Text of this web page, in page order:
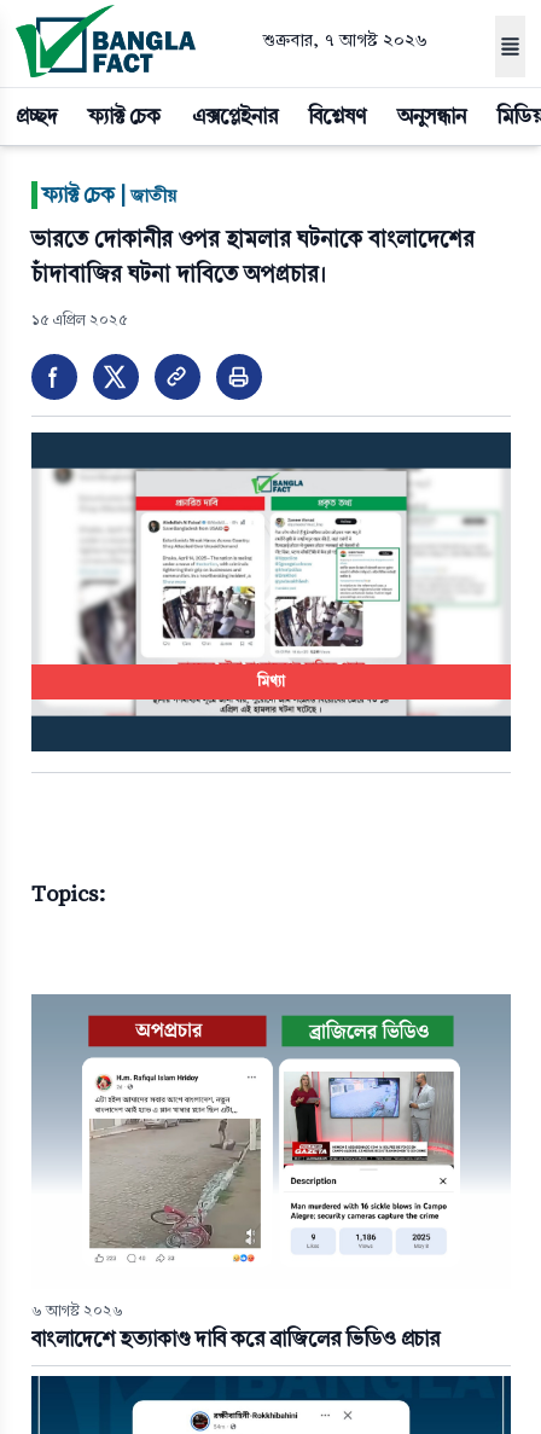
শুক্রবার, ৭ আগস্ট ২০২৬
প্রচ্ছদ ফ্যাক্ট চেক এক্সপ্লেইনার বিশ্লেষণ অনুসন্ধান
ফ্যাক্ট চেক |জাতীয়
ভারতে দোকানীর ওপর হামলার ঘটনাকে বাংলাদেশের
চাঁদাবাজির ঘটনা দাবিতে অপপ্রচার।
১৫ এপ্রিল ২০২৫
মিথ্যা
Topics:
৬ আগস্ট ২০২৬
বাংলাদেশে হত্যাকাণ্ড দাবি করে ব্রাজিলের ভিডিও প্রচার